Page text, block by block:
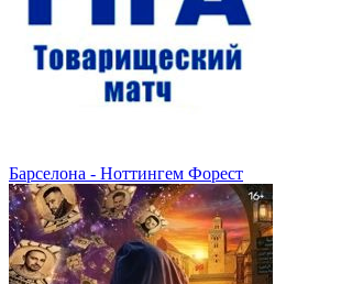
Барселона - Ноттингем Форест